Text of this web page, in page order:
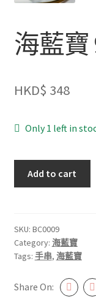
海藍寶
HKD$ 348
Only 1 left in
#BC0009
quantity
Add to cart
SKU: BC0009
Category: 海藍寶
Tags: 手串, 海藍寶
Share On: